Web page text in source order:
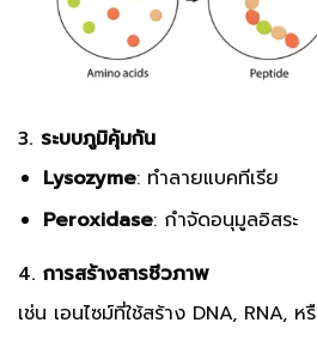
3. ระบบภูมิคุ้มกัน
Lysozyme: ทำลายแบคทีเรีย
Peroxidase: กำจัดอนุมูลอิสระ
4. การสร้างสารชีวภาพ
เช่น เอนไซม์ที่ใช้สร้าง DNA, RNA,